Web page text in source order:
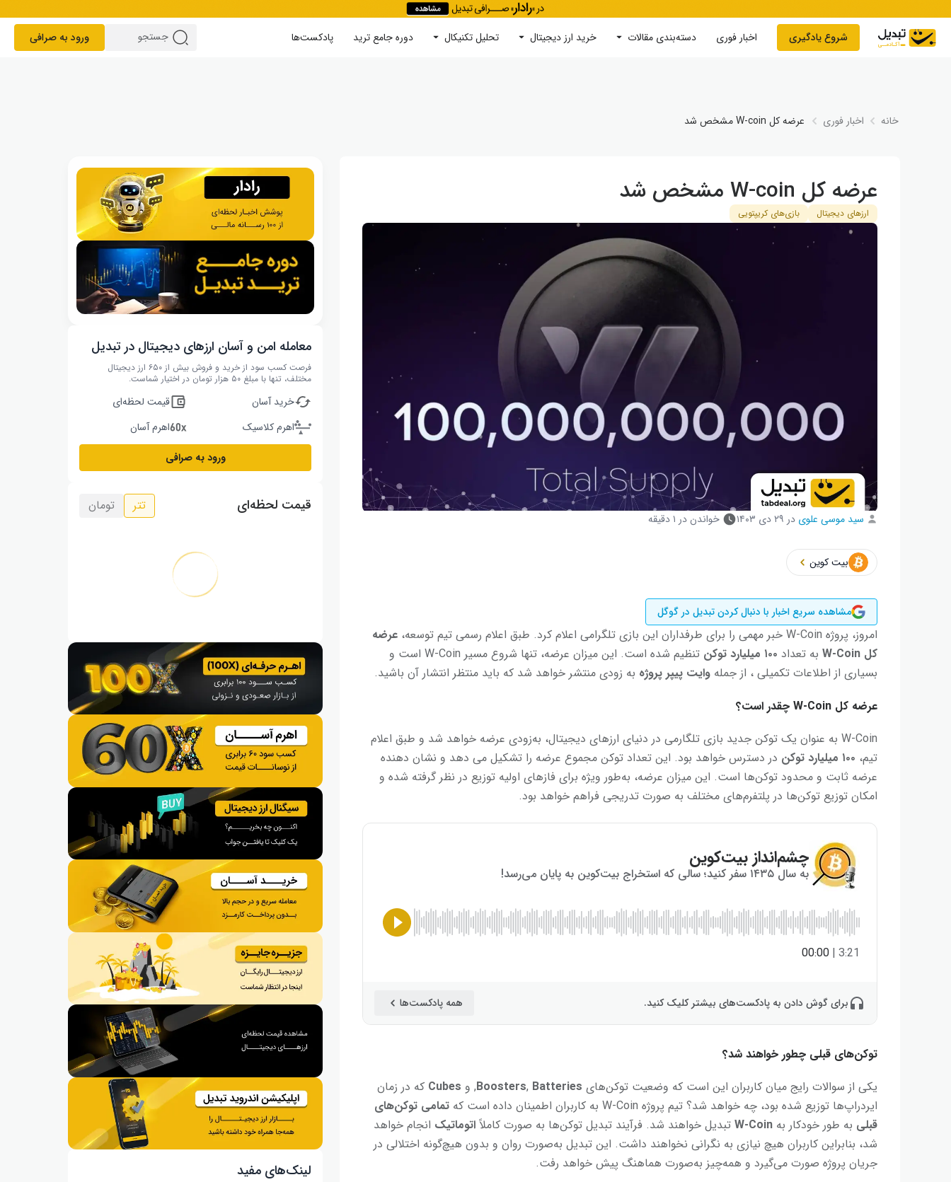
شروع یادگیری اخبار فوری دسته‌بندی مقالات خرید ارز دیجیتال تحلیل تکنیکال دوره‌ جامع ترید پادکست‌ها جستجو ورود به صرافی
خانه اخبار فوری عرضه کل W-coin مشخص شد
عرضه کل W-coin مشخص شد
ارزهای دیجیتال بازی‌های کریپتویی
سید موسی علوی در ۲۹ دی ۱۴۰۳ خواندن در ۱ دقیقه
بیت کوین
مشاهده سریع اخبار با دنبال کردن تبدیل در گوگل
امروز، پروژه W-Coin خبر مهمی را برای طرفداران این بازی تلگرامی اعلام کرد. طبق اعلام رسمی تیم توسعه،
عرضه
کل
به تعداد ۱۰۰ میلیارد توکن
تنظیم شده است. این میزان عرضه، تنها شروع مسیر W-Coin است و
بسیاری از اطلاعات تکمیلی ، از جمله وایت پیپر پروژه به زودی منتشر خواهد شد که باید منتظر انتشار آن باشید.
عرضه کل W-Coin چقدر است؟
W-Coin به عنوان یک توکن جدید بازی تلگارمی در دنیای ارزهای دیجیتال، به‌زودی عرضه خواهد شد و طبق اعلام
تیم، ۱۰۰ میلیارد توکن در دسترس خواهد بود. این تعداد توکن مجموع عرضه را تشکیل می دهد و نشان دهنده
عرضه ثابت و محدود توکن‌ها است. این میزان عرضه، به‌طور ویژه برای فازهای اولیه توزیع در نظر گرفته شده و
امکان توزیع توکن‌ها در پلتفرم‌های مختلف به صورت تدریجی فراهم خواهد بود.
چشم‌انداز بیت‌کوین
به سال ۱۴۳۵ سفر کنید؛ سالی که استخراج بیت‌کوین به پایان می‌رسد!
3:21
|
00:00
برای گوش دادن به پادکست‌های بیشتر کلیک کنید. همه پادکست‌ها
توکن‌های قبلی چطور خواهند شد؟
یکی از سوالات رایج میان کاربران این است که وضعیت توکن‌های
Boosters, Batteries , و Cubes که در زمان
ایردراپ‌ها توزیع شده بود، چه خواهد شد؟ تیم پروژه W-Coin به کاربران اطمینان داده است که
تمامی توکن‌های
قبلی به طور خودکار به W-Coin تبدیل خواهند شد. فرآیند تبدیل توکن‌ها به صورت کاملاً اتوماتیک انجام خواهد
شد، بنابراین کاربران هیچ نیازی به نگرانی نخواهند داشت. این تبدیل به‌صورت روان و بدون هیچ‌گونه اختلالی در
جریان پروژه صورت می‌گیرد و همه‌چیز به‌صورت هماهنگ پیش خواهد رفت.
معامله امن و آسان ارزهای دیجیتال در تبدیل
فرصت کسب سود از خرید و فروش بیش از ۶۵۰ ارز دیجیتال
مختلف، تنها با مبلغ ۵۰ هزار تومان در اختیار شماست.
خرید آسان
قیمت لحظه‌ای
اهرم کلاسیک
اهرم آسان
ورود به صرافی
قیمت لحظه‌ای تتر تومان
لینک‌های مفید